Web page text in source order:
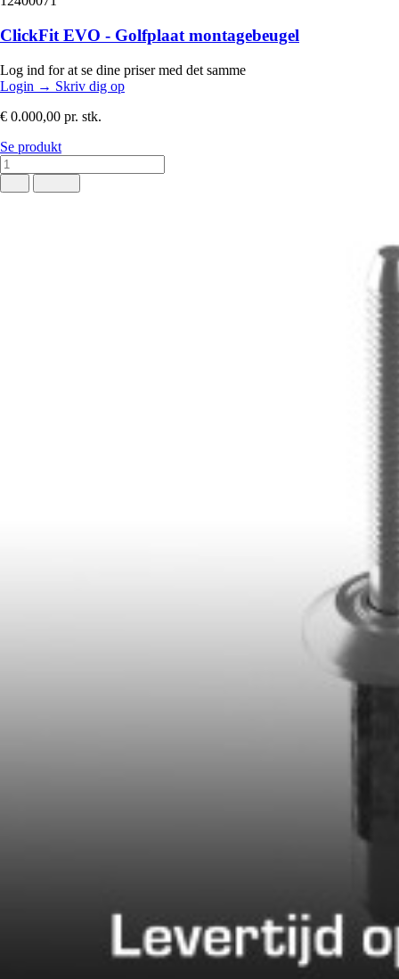
ClickFit EVO - Golfplaat montagebeugel
Log ind for at se dine priser med det samme
Login → Skriv dig op
€ 0.000,00 pr. stk.
Se produkt